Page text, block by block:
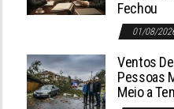
Fechou
01/08/
Ventos
Pessoas
Meio a